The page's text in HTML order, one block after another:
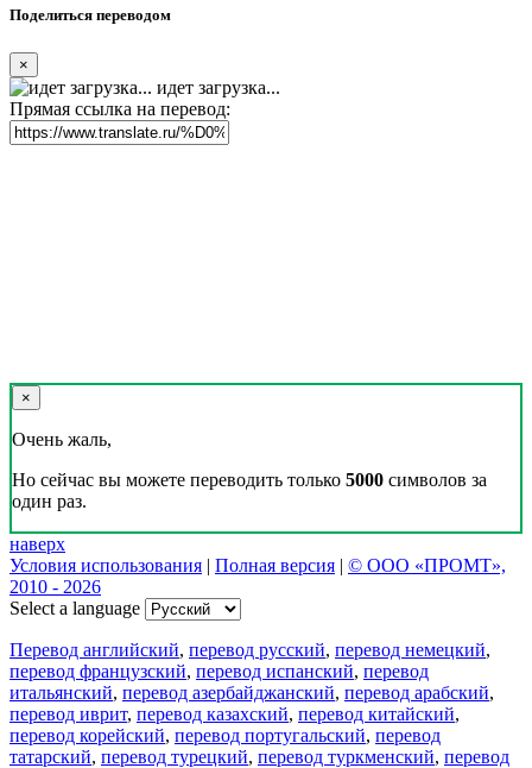
Поделиться переводом
×
идет загрузка...
Прямая ссылка на перевод:
×
Очень жаль,
Но сейчас вы можете переводить только 5000 символов за
один раз.
наверх
Условия использования | Полная версия | © ООО «ПРОМТ»,
2010 - 2026
Select a language
Перевод английский, перевод русский, перевод немецкий,
перевод французский, перевод испанский, перевод
итальянский, перевод азербайджанский, перевод арабский,
перевод иврит, перевод казахский, перевод китайский,
перевод корейский, перевод португальский, перевод
татарский, перевод турецкий, перевод туркменский, перевод